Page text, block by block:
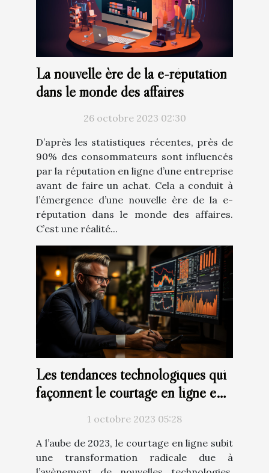
La nouvelle ère de la e-réputation
dans le monde des affaires
26 octobre 2023 02:30
D’après les statistiques récentes, près de
90% des consommateurs sont influencés
par la réputation en ligne d’une entreprise
avant de faire un achat. Cela a conduit à
l’émergence d’une nouvelle ère de la e-
réputation dans le monde des affaires.
C’est une réalité...
Les tendances technologiques qui
façonnent le courtage en ligne en
1 octobre 2023 05:28
A l’aube de 2023, le courtage en ligne subit
une transformation radicale due à